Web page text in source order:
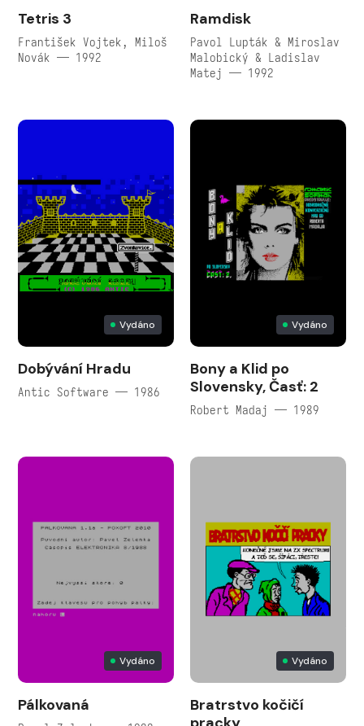
Tetris 3
František Vojtek, Miloš
Novák — 1992
Ramdisk
Pavol Lupták & Miroslav
Malobický & Ladislav
Matej — 1992
Vydáno
Dobývání Hradu
Antic Software — 1986
Vydáno
Bony a Klid po
Slovensky, Časť: 2
Robert Madaj — 1989
Vydáno
Pálkovaná
Vydáno
Bratrstvo kočičí